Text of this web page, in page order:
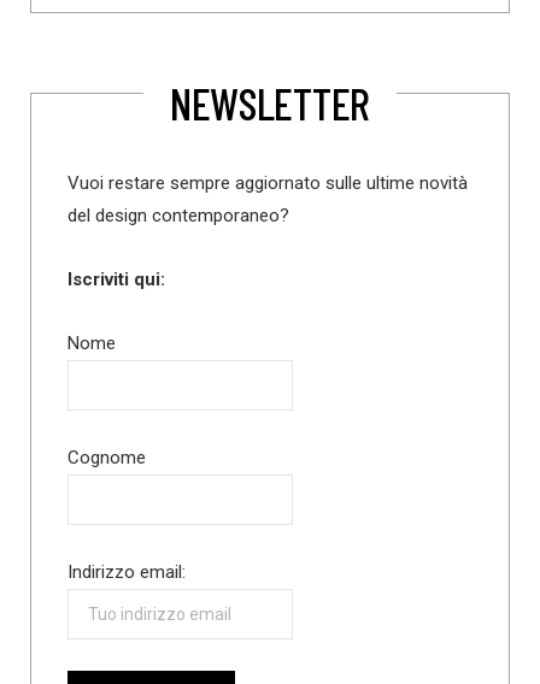
NEWSLETTER
Vuoi restare sempre aggiornato sulle ultime novità
del design contemporaneo?
Iscriviti qui:
Nome
Cognome
Indirizzo email: